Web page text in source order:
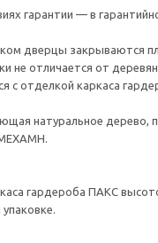
гарантии — в
дверцы закрываются
отличается от
с отделкой каркаса
натуральное
гардероба ПАКС